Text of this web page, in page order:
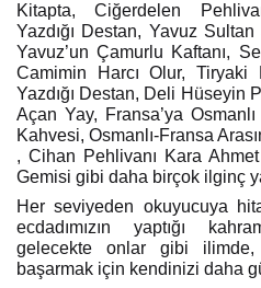
Kitapta, Ciğerdelen
Yazdığı Destan, Yavuz Sultan
Yavuz’un Çamurlu Kaftanı,
Camimin Harcı Olur, Tiryaki
Yazdığı Destan, Deli Hüseyin
Açan Yay, Fransa’ya
Kahvesi, Osmanlı-Fransa
, Cihan Pehlivanı Kara Ahmet
Gemisi gibi daha birçok ilginç
Her seviyeden okuyucuya
ecdadımızın yaptığı
gelecekte onlar gibi
başarmak için kendinizi daha